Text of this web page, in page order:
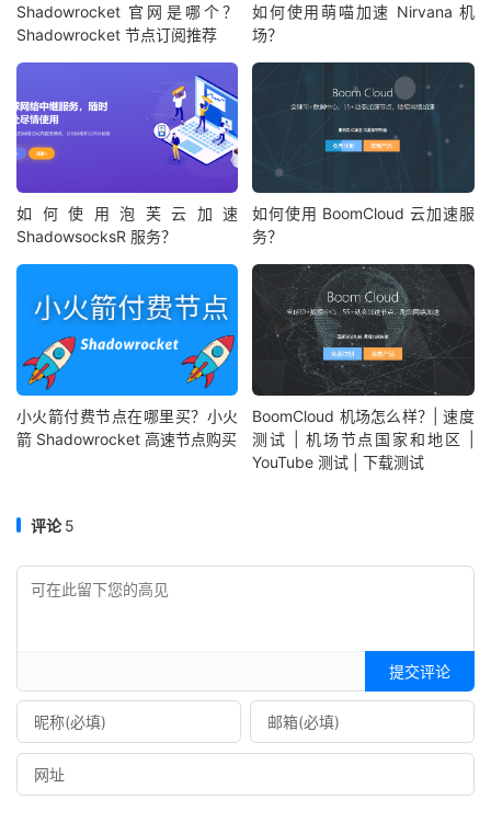
Shadowrocket 官网是哪个？
Shadowrocket 节点订阅推荐
如何使用萌喵加速 Nirvana 机
场？
如何使用泡芙云加速
ShadowsocksR 服务？
如何使用 BoomCloud 云加速服
务？
小火箭付费节点在哪里买？小火
箭 Shadowrocket 高速节点购买
BoomCloud 机场怎么样？| 速度
测试 | 机场节点国家和地区 |
YouTube 测试 | 下载测试
评论5
提交评论